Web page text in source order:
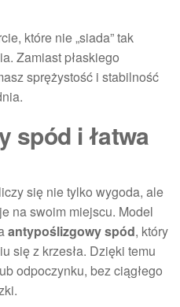
które nie „siada” tak
Zamiast płaskiego
sprężystość i stabilność
spód i łatwa
się nie tylko wygoda, ale
na swoim miejscu. Model
antypoślizgowy spód, który
się z krzesła. Dzięki temu
odpoczynku, bez ciągłego